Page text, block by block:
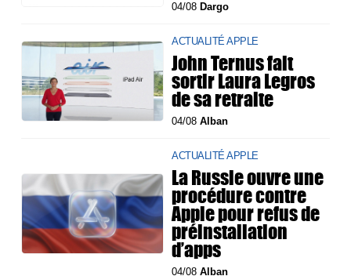
04/08 Dargo
ACTUALITÉ APPLE
John Ternus fait
sortir Laura Legros
de sa retraite
04/08Alban
ACTUALITÉ APPLE
La Russie ouvre une
procédure contre
Apple pour refus de
préinstallation
d’apps
04/08Alban